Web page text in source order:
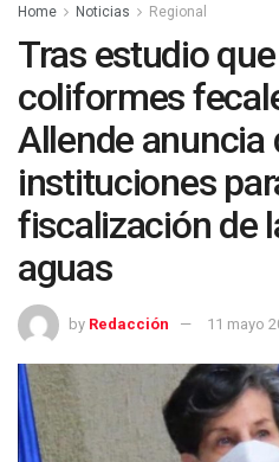
Home Noticias Regional
Tras estudio
coliformes
Allende anuncia
instituciones
fiscalización de
aguas
by Redacción 11 mayo